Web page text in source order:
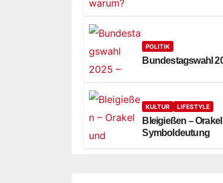
POLITIK
Bundestagswahl
KULTUR LIFESTYLE
Bleigießen –
Symboldeutung